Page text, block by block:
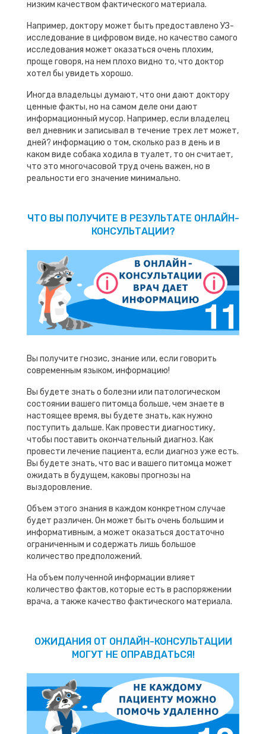
низким качеством фактического материала.
Например, доктору может быть предоставлено УЗ-
исследование в цифровом виде, но качество самого
исследования может оказаться очень плохим,
проще говоря, на нем плохо видно то, что доктор
хотел бы увидеть хорошо.
Иногда владельцы думают, что они дают доктору
ценные факты, но на самом деле они дают
информационный мусор. Например, если владелец
вел дневник и записывал в течение трех лет может,
дней? информацию о том, сколько раз в день и в
каком виде собака ходила в туалет, то он считает,
что это многочасовой труд очень важен, но в
реальности его значение минимально.
ЧТО ВЫ ПОЛУЧИТЕ В РЕЗУЛЬТАТЕ ОНЛАЙН-
КОНСУЛЬТАЦИИ?
Вы получите гнозис, знание или, если говорить
современным языком, информацию!
Вы будете знать о болезни или патологическом
состоянии вашего питомца больше, чем знаете в
настоящее время, вы будете знать, как нужно
поступить дальше. Как провести диагностику,
чтобы поставить окончательный диагноз. Как
провести лечение пациента, если диагноз уже есть.
Вы будете знать, что вас и вашего питомца может
ожидать в будущем, каковы прогнозы на
выздоровление.
Объем этого знания в каждом конкретном случае
будет различен. Он может быть очень большим и
информативным, а может оказаться достаточно
ограниченным и содержать лишь большое
количество предположений.
На объем полученной информации влияет
количество фактов, которые есть в распоряжении
врача, а также качество фактического материала.
ОЖИДАНИЯ ОТ ОНЛАЙН-КОНСУЛЬТАЦИИ
МОГУТ НЕ ОПРАВДАТЬСЯ!